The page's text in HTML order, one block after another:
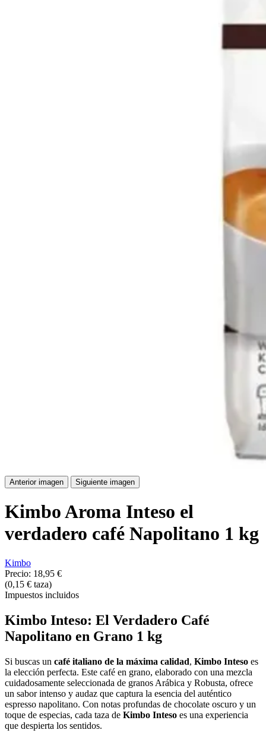
Anterior imagen Siguiente imagen
Kimbo Aroma Inteso el
verdadero café Napolitano 1 kg
Kimbo
Precio: 18,95 €
(0,15 € taza)
Impuestos incluidos
Kimbo Inteso: El Verdadero Café
Napolitano en Grano 1 kg
Si buscas un café italiano de la máxima calidad, Kimbo Inteso es
la elección perfecta. Este café en grano, elaborado con una mezcla
cuidadosamente seleccionada de granos Arábica y Robusta, ofrece
un sabor intenso y audaz que captura la esencia del auténtico
espresso napolitano. Con notas profundas de chocolate oscuro y un
toque de especias, cada taza de Kimbo Inteso es una experiencia
que despierta los sentidos.